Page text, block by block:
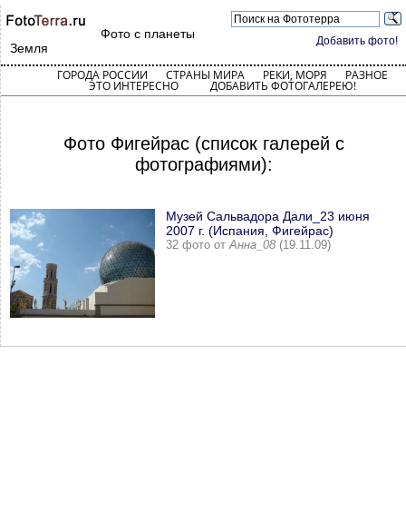
Добавить фото!
Фото с планеты
Земля
ГОРОДА РОССИИ СТРАНЫ МИРА РЕКИ, МОРЯ РАЗНОЕ
ЭТО ИНТЕРЕСНО ДОБАВИТЬ ФОТОГАЛЕРЕЮ!
Фото Фигейрас (список галерей с
фотографиями):
Музей Сальвадора Дали_23 июня
2007 г. (Испания, Фигейрас)
32 фото отАнна_08 (19.11.09)